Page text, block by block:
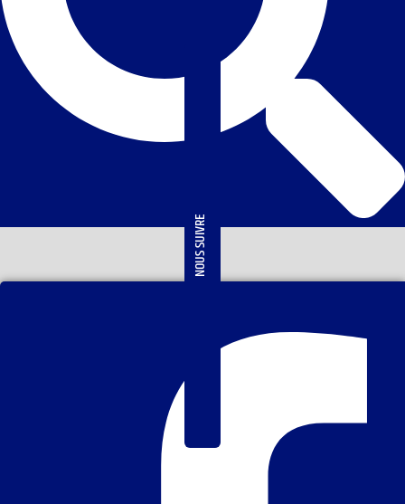
NOUS SUIVRE